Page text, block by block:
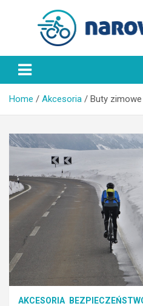
NaRowerach.pl
Home Akcesoria Buty
AKCESORIA